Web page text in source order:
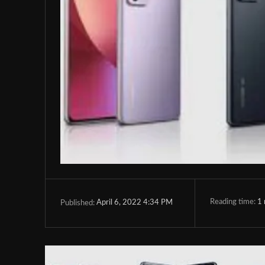
Published: April 6, 2022 4:34 PM Reading time: 1